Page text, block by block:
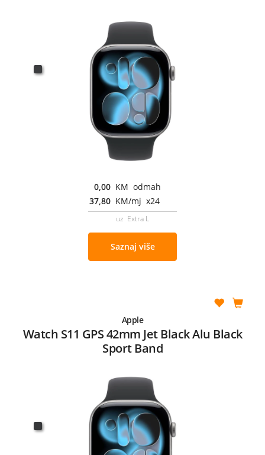
0,00 KM odmah
37,80 KM/mj x24
uz Extra L
Saznaj više
Apple
Watch S11 GPS 42mm Jet Black Alu Black
Sport Band